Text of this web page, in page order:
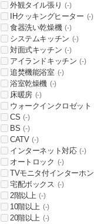
外観タイル張り (-)
IHクッキングヒーター (-)
食器洗い乾燥機 (-)
システムキッチン (-)
対面式キッチン (-)
アイランドキッチン (-)
追焚機能浴室 (-)
浴室乾燥機 (-)
床暖房 (-)
ウォークインクロゼット
CS (-)
BS (-)
CATV (-)
インターネット対応 (-)
オートロック (-)
TVモニタ付インターホン
宅配ボックス (-)
2階以上 (-)
10階以上 (-)
20階以上 (-)